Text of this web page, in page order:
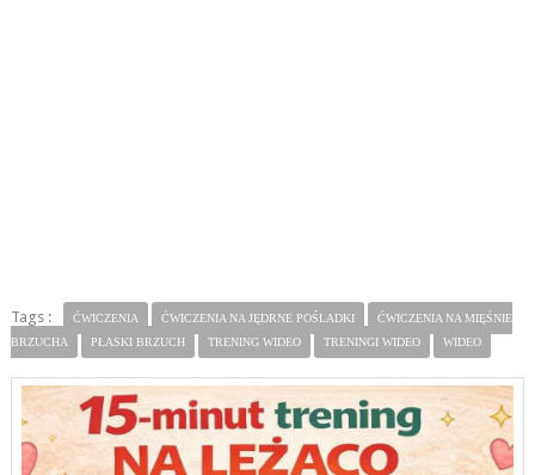
Tags : ĆWICZENIA ĆWICZENIA NA JĘDRNE POŚLADKI
ĆWICZENIA NA MIĘŚNIE
BRZUCHA
PŁASKI BRZUCH TRENING WIDEO TRENINGI WIDEO WIDEO